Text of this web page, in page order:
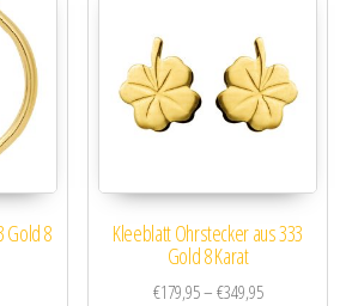
Gold 8
€49,95 bis €339,95
Kleeblatt Ohrstecker aus 333
Gold 8 Karat
€179,95–€349,95Preisspanne: